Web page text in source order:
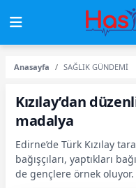
Anasayfa SAĞLIK GÜNDEMİ
Kızılay’dan
madalya
Edirne’de Türk Kızılay
bağışçıları, yaptıkları
de gençlere örnek oluyor.